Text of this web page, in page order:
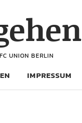
UNION BERLIN
IMPRESSUM